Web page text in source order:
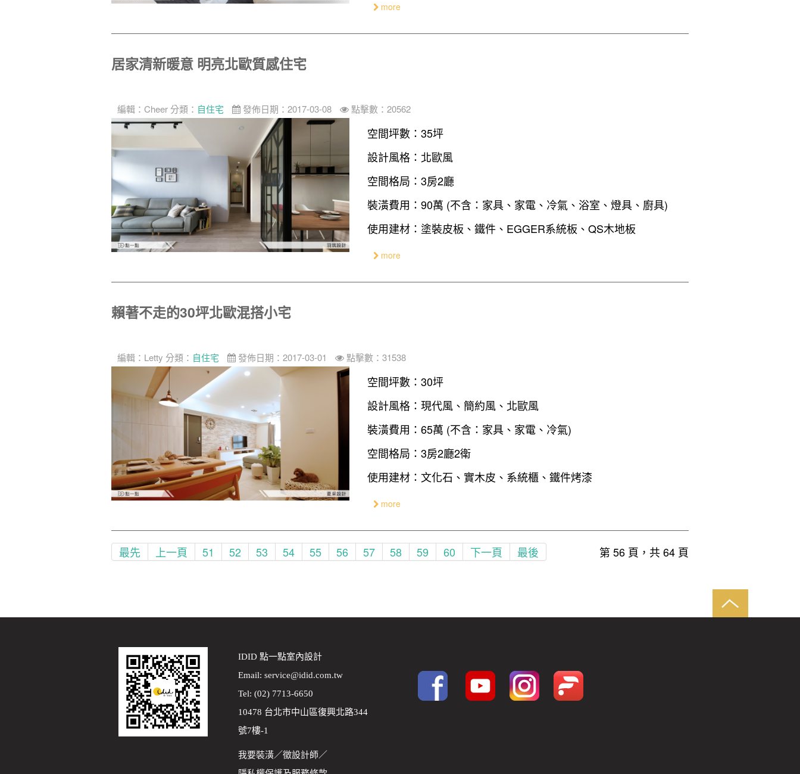
more
居家清新暖意 明亮北歐質感住宅
編輯： Cheer 分類： 自住宅 發佈日期：2017-03-08 點擊數：20562
空間坪數：35坪
設計風格：北歐風
空間格局：3房2廳
裝潢費用：90萬 (不含：家具、家電、冷氣、浴室、燈具、廚具)
使用建材：塗裝皮板、鐵件、EGGER系統板、QS木地板
more
賴著不走的30坪北歐混搭小宅
編輯： Letty 分類： 自住宅 發佈日期：2017-03-01 點擊數：31538
空間坪數：30坪
設計風格：現代風、簡約風、北歐風
裝潢費用：65萬 (不含：家具、家電、冷氣)
空間格局：3房2廳2衛
使用建材：文化石、實木皮、系統櫃、鐵件烤漆
more
第 56 頁，共 64 頁
最先 上一頁 51 52 53 54 55 56 57 58 59 60 下一頁 最後
IDID 點一點室內設計
Email: service@idid.com.tw
Tel: (02) 7713-6650
10478 台北市中山區復興北路344
號7樓-1
我要裝潢／徵設計師／